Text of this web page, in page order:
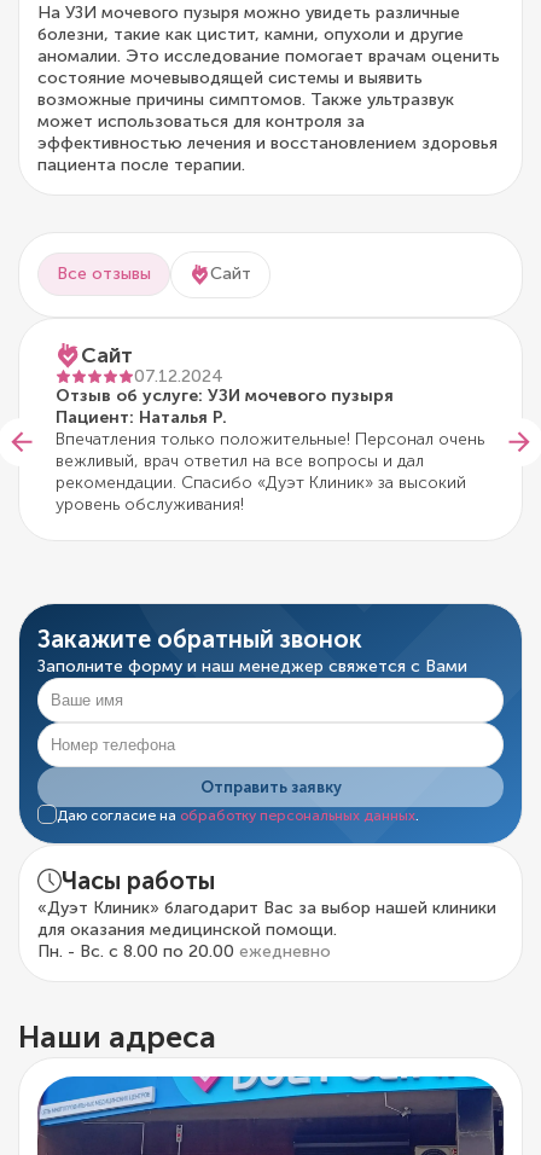
На УЗИ мочевого пузыря можно увидеть различные
болезни, такие как цистит, камни, опухоли и другие
аномалии. Это исследование помогает врачам оценить
состояние мочевыводящей системы и выявить
возможные причины симптомов. Также ультразвук
может использоваться для контроля за
эффективностью лечения и восстановлением здоровья
пациента после терапии.
Все отзывы Сайт
Сайт
07.12.2024
Отзыв об услуге: УЗИ мочевого пузыря
Пациент: Наталья Р.
Впечатления только положительные! Персонал очень
вежливый, врач ответил на все вопросы и дал
рекомендации. Спасибо «Дуэт Клиник» за высокий
уровень обслуживания!
Закажите обратный звонок
Заполните форму и наш менеджер свяжется с Вами
Отправить заявку
Даю согласие на обработку персональных данных
Часы работы
«Дуэт Клиник» благодарит Вас за выбор нашей клиники
для оказания медицинской помощи.
Пн. - Вс. с 8.00 по 20.00 ежедневно
Наши адреса